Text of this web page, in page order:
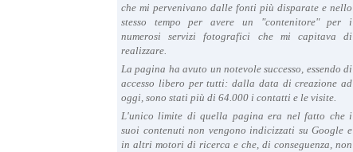
che mi pervenivano dalle fonti più disparate e nello
stesso tempo per avere un "contenitore" per i
numerosi servizi fotografici che mi capitava di
realizzare.
La pagina ha avuto un notevole successo, essendo di
accesso libero per tutti: dalla data di creazione ad
oggi, sono stati più di 64.000 i contatti e le visite.
L'unico limite di quella pagina era nel fatto che i
suoi contenuti non vengono indicizzati su Google e
in altri motori di ricerca e che, di conseguenza, non